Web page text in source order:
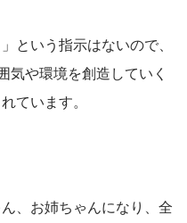
という指示はないので、
気や環境を創造していく
ています。
、お姉ちゃんになり、全